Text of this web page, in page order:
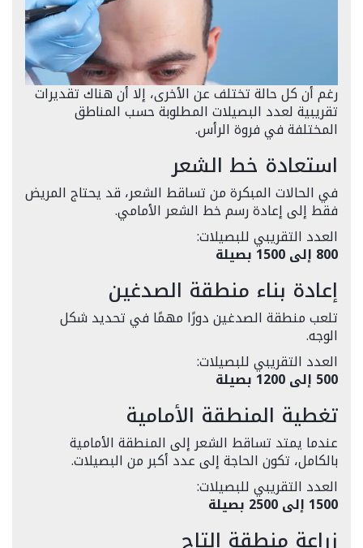
رغم أن كل حالة تختلف عن الأخرى، إلا أن هناك تقديرات
تقريبية لعدد البصيلات المطلوبة حسب المناطق
المختلفة في فروة الرأس.
استعادة خط الشعر
في الحالات المبكرة من تساقط الشعر، قد يحتاج المريض
فقط إلى إعادة رسم خط الشعر الأمامي.
العدد التقريبي للبصيلات:
800 إلى 1500 بصيلة
إعادة بناء منطقة الصدغين
تلعب منطقة الصدغين دورًا مهمًا في تحديد شكل
الوجه.
العدد التقريبي للبصيلات:
500 إلى 1200 بصيلة
تغطية المنطقة الأمامية
عندما يمتد تساقط الشعر إلى المنطقة الأمامية
بالكامل، تكون الحاجة إلى عدد أكبر من البصيلات.
العدد التقريبي للبصيلات:
1500 إلى 2500 بصيلة
زراعة منطقة التاج